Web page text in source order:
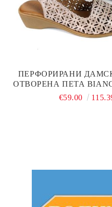
ПЕРФОРИРАНИ
ОТВОРЕНА ПЕТА
РОЗОВО ОТ€59.00